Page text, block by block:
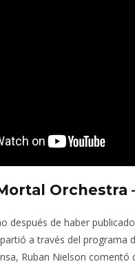
Orchestra
después de haber
a través del programa
Ruban Nielson